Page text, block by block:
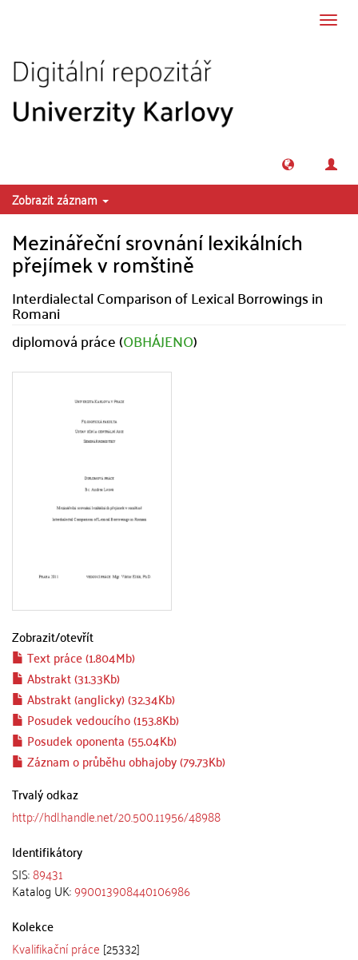
Zobrazit záznam
Mezinářeční srovnání lexikálních
přejímek v romštině
Interdialectal Comparison of Lexical Borrowings in
Romani
diplomová práce (OBHÁJENO)
Zobrazit/otevřít
Text práce (1.804Mb)
Abstrakt (31.33Kb)
Abstrakt (anglicky) (32.34Kb)
Posudek vedoucího (153.8Kb)
Posudek oponenta (55.04Kb)
Záznam o průběhu obhajoby (79.73Kb)
Trvalý odkaz
http://hdl.handle.net/20.500.11956/48988
Identifikátory
SIS:89431
Katalog UK:990013908440106986
Kolekce
Kvalifikační práce [25332]